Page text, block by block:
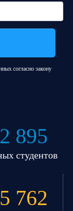
согласно закону
895
студентов
762